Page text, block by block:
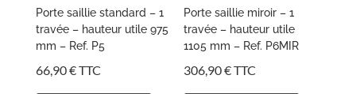
Porte saillie standard – 1
travée – hauteur utile 975
mm – Ref. P5
66,90€TTC
Porte saillie miroir – 1
travée – hauteur utile
1105 mm – Ref. P6MIR
306,90€TTC